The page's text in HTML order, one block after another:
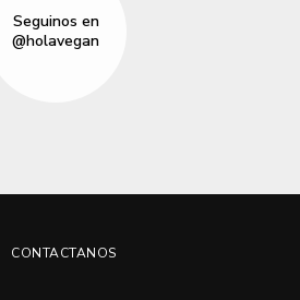
Seguinos en
@holavegan
CONTACTANOS